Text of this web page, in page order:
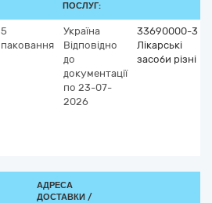
ПОСЛУГ:
5
паковання
Україна
Відповідно
до
документації
по 23-07-
2026
33690000-3
Лікарські
засоби різні
АДРЕСА
ДОСТАВКИ /